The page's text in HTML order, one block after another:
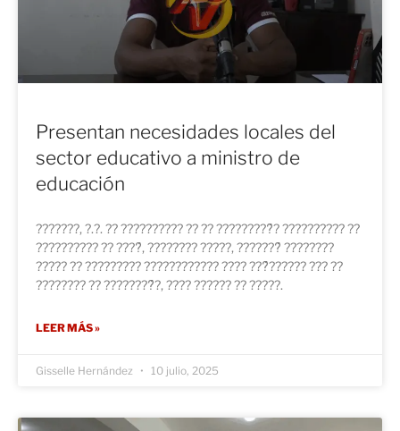
Presentan necesidades locales del
sector educativo a ministro de
educación
???????, ?.?. ?? ?????????? ?? ?? ?????????́? ?????????? ??
?????????? ?? ????́, ???????? ?????, ???????́ ????????
????? ?? ????????? ???????????? ???? ???́?????? ??? ??
???????? ?? ????????́?, ???? ?????? ?? ?????.
LEER MÁS »
Gisselle Hernández 10 julio, 2025